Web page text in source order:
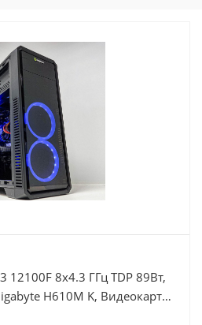
12100F 8x4.3 ГГц TDP 89Вт,
H610M K, Видеокарта
DDR4 16Gb, Диски